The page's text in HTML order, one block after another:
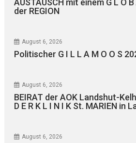
AUSTAUSCH mit einem G L O
der REGION
August 6, 2026
Politischer G I L L A M O O S
August 6, 2026
BEIRAT der AOK Landshut-
D E R K L I N I K St. MARIEN in
August 6, 2026